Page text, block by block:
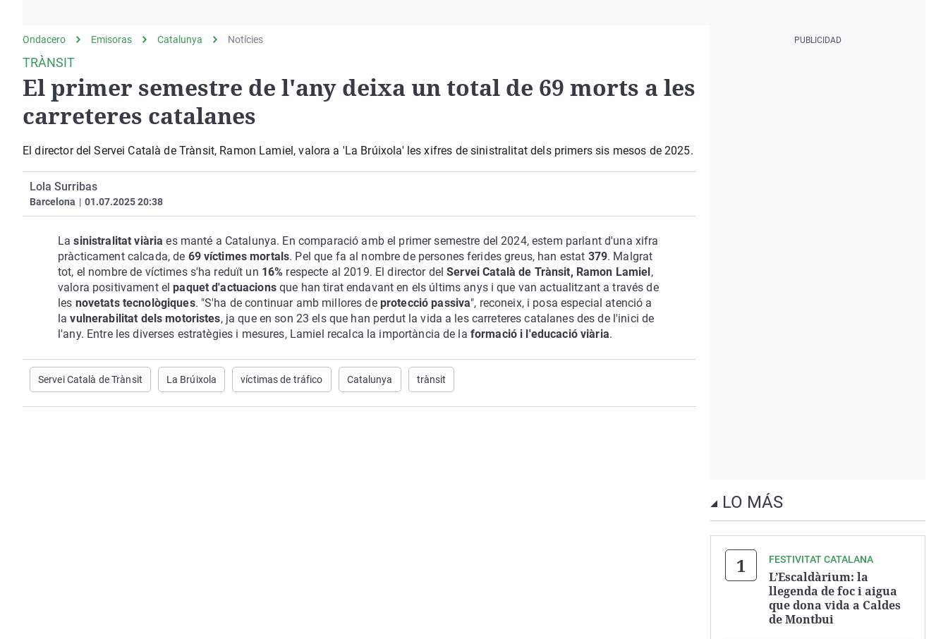
Operación Viuda
Negra
Navarra
Ondacero Emisoras Catalunya Notícies
TRÀNSIT
El primer semestre de l'any deixa un total de 69 morts a les
carreteres catalanes
El director del Servei Català de Trànsit, Ramon Lamiel, valora a 'La Brúixola' les xifres de sinistralitat dels primers sis mesos de 2025.
Lola Surribas
Barcelona | 01.07.2025 20:38
Lasinistralitat viària es manté a Catalunya. En comparació amb el primer semestre del 2024, estem parlant d'una xifra
pràcticament calcada, de 69 víctimes mortals. Pel que fa al nombre de persones ferides greus, han estat 379. Malgrat
tot, el nombre de víctimes s'ha reduït un 16% respecte al 2019. El director delServei Català de Trànsit, Ramon Lamiel,
valora positivament elpaquet d'actuacionsque han tirat endavant en els últims anys i que van actualitzant a través de
les novetats tecnològiques. "S'ha de continuar amb millores de protecció passiva", reconeix, i posa especial atenció a
la vulnerabilitat dels motoristes, ja que en son 23 els que han perdut la vida a les carreteres catalanes des de l'inici de
l'any. Entre les diverses estratègies i mesures, Lamiel recalca la importància de la formació i l'educació viària.
Servei Català de Trànsit La Brúixola víctimas de tráfico Catalunya trànsit
LO MÁS
FESTIVITAT CATALANA
L’Escaldàrium: la
llegenda de foc i aigua
que dona vida a Caldes
de Montbui